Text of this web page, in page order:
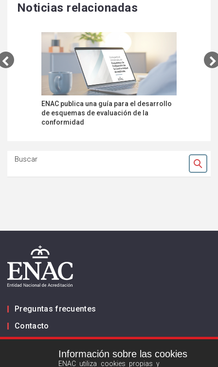
Noticias relacionadas
ENAC publica una guía para el desarrollo
de esquemas de evaluación de la
conformidad
Buscar
Ok
Preguntas frecuentes
Contacto
Información sobre las cookies
ENAC utiliza cookies propias y